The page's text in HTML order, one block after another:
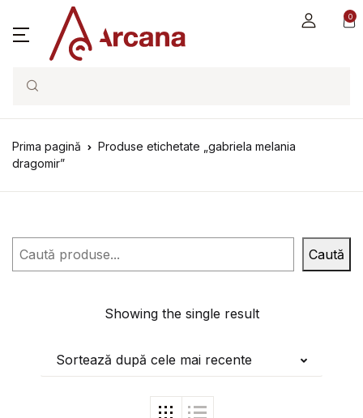
0
Search
Prima pagină
Produse etichetate „gabriela melania
dragomir”
Caută Caută
Showing the single result
Sortează după cele mai recente